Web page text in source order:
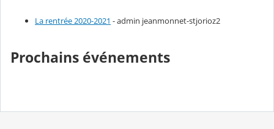
La rentrée 2020-2021 - admin jeanmonnet-stjorioz2
Prochains événements